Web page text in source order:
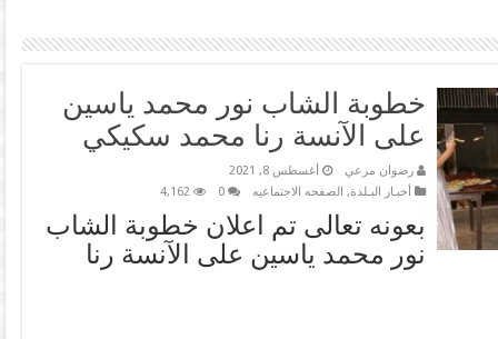
خطوبة الشاب نور محمد ياسين
على الآنسة رنا محمد سكيكي
رضوان مرعي
أغسطس 8, 2021
أخبـار البـلدة, الصفحه الاجتماعيه 0
4,162
بعونه تعالى تم اعلان خطوبة الشاب
نور محمد ياسين على الآنسة رنا